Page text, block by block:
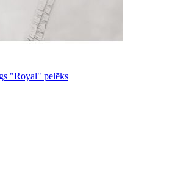
"Royal" pelēks